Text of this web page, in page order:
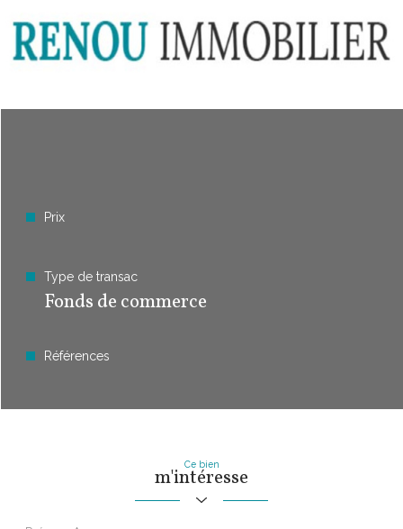
ÉNERGÉTIQUE
Prix
Type de transac
Fonds de commerce
Références
Ce bien
m'intéresse